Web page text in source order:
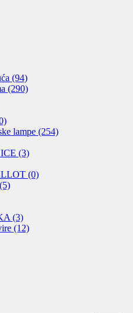
(94)
(290)
lampe (254)
(3)
(0)
(5)
(3)
(12)